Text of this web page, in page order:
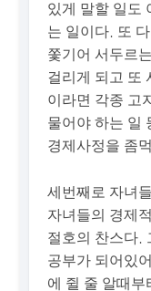
있게 말할 일도
는 일이다. 또
쫓기어 서두르
걸리게 되고 또
이라면 각종 고
물어야 하는 일
경제사정을 좀
세번째로 자녀
자녀들의 경제
절호의 찬스다.
공부가 되어있
에 쥘 줄 알때부